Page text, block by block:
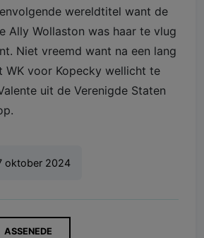
wereldtitel want de
Ally Wollaston was haar te vlug
Niet vreemd want na een lang
WK voor Kopecky wellicht te
uit de Verenigde Staten
oktober 2024
ASSENEDE